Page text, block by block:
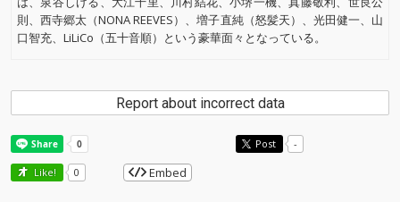
則、西寺郷太（NONA REEVES）、増子直純（怒髪天）、光田健一、山
口智充、LiLiCo（五十音順）という豪華面々となっている。
Report about incorrect data
Post -
Like! 0 Embed